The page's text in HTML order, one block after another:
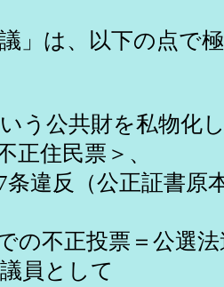
」は、以下の点で
う公共財を私物化
正住民票＞、
違反（公正証書原
不正投票＝公選
員として